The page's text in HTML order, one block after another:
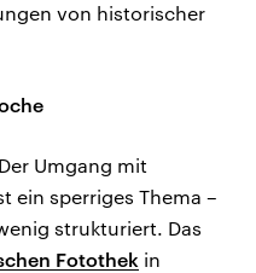
von historischer
Umgang mit
ein sperriges Thema –
strukturiert. Das
Fotothek in